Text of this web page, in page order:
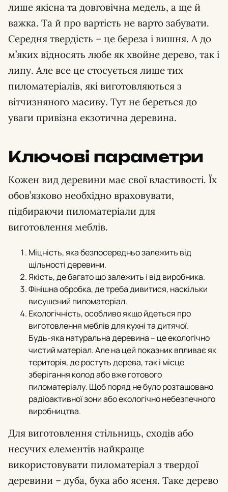
лише якісна та довговічна медель, а ще й
важка. Та й про вартість не варто забувати.
Середня твердість – це береза і вишня. А до
м’яких відносять любе як хвойне дерево, так і
липу. Але все це стосується лише тих
пиломатеріалів, які виготовляються з
вітчизняного масиву. Тут не береться до
уваги привізна екзотична деревина.
Ключові параметри
Кожен вид деревини має свої властивості. Їх
обов’язково необхідно враховувати,
підбираючи пиломатеріали для
виготовлення меблів.
Міцність, яка безпосередньо залежить від
щільності деревини.
Якість, де багато що залежить і від виробника.
Фінішна обробка, де треба дивитися, наскільки
висушений пиломатеріал.
Екологічність, особливо якщо йдеться про
виготовлення меблів для кухні та дитячої.
Будь-яка натуральна деревина – це екологічно
чистий матеріал. Але на цей показник впливає як
територія, де ростуть дерева, так і місце
зберігання колод або вже готового
пиломатеріалу. Щоб поряд не було розташовано
радіоактивної зони або екологічно небезпечного
виробництва.
Для виготовлення стільниць, сходів або
несучих елементів найкраще
використовувати пиломатеріал з твердої
деревини – дуба, бука або ясеня. Таке дерево